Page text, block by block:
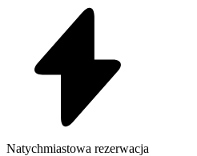
Natychmiastowa rezerwacja